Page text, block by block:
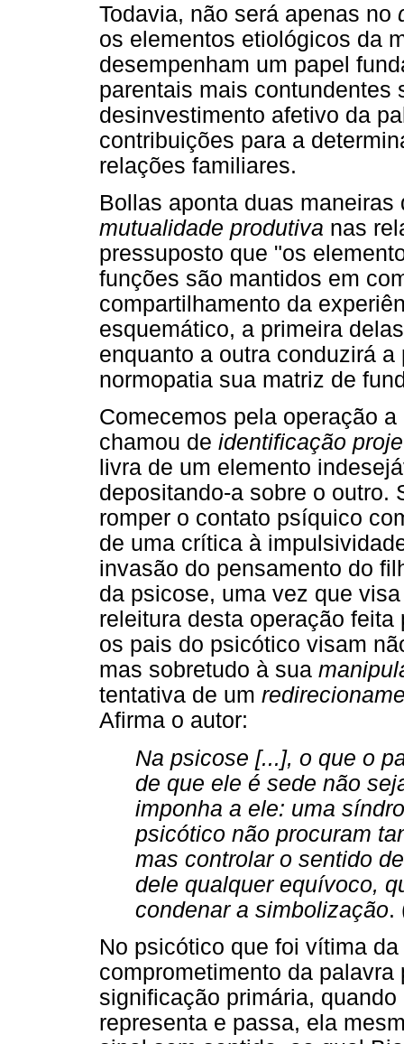
Todavia, não será apenas no
os elementos etiológicos da
desempenham um papel
parentais mais contundentes
desinvestimento afetivo da
contribuições para a
relações familiares.
Bollas aponta duas
mutualidade produtiva nas
pressuposto que "os
funções são mantidos em
compartilhamento da
esquemático, a primeira
enquanto a outra conduzirá
normopatia sua matriz de
Comecemos pela operação
chamou de identificação
livra de um elemento
depositando-a sobre o outro.
romper o contato psíquico
de uma crítica à
invasão do pensamento do
da psicose, uma vez que
releitura desta operação
os pais do psicótico visam
mas sobretudo à sua
tentativa de um
Afirma o autor:
Na psicose [...], o que o
de que ele é sede não
imponha a ele: uma
psicótico não procuram
mas controlar o sentido
dele qualquer equívoco,
condenar a simbolização.
No psicótico que foi vítima
comprometimento da
significação primária,
representa e passa, ela